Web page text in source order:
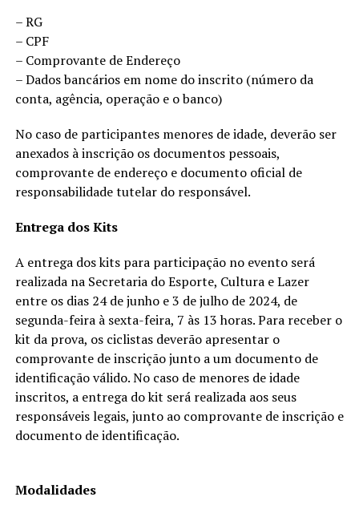
– RG
– CPF
– Comprovante de Endereço
– Dados bancários em nome do inscrito (número da
conta, agência, operação e o banco)
No caso de participantes menores de idade, deverão ser
anexados à inscrição os documentos pessoais,
comprovante de endereço e documento oficial de
responsabilidade tutelar do responsável.
Entrega dos Kits
A entrega dos kits para participação no evento será
realizada na Secretaria do Esporte, Cultura e Lazer
entre os dias 24 de junho e 3 de julho de 2024, de
segunda-feira à sexta-feira, 7 às 13 horas. Para receber o
kit da prova, os ciclistas deverão apresentar o
comprovante de inscrição junto a um documento de
identificação válido. No caso de menores de idade
inscritos, a entrega do kit será realizada aos seus
responsáveis legais, junto ao comprovante de inscrição e
documento de identificação.
Modalidades